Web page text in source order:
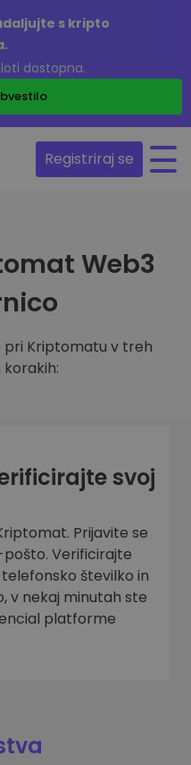
s kripto
dostopna.
Registriraj se
Web3
pri Kriptomatu v treh
svoj
Prijavite se
pošto. Verificirajte
številko in
v nekaj minutah ste
platforme